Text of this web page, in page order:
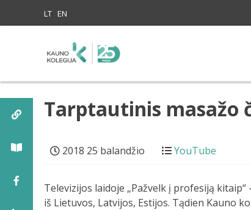
LT EN
Tarptautinis masažo
2018 25 balandžio YouTube
Televizijos laidoje „Pažvelk į profesiją
iš Lietuvos, Latvijos, Estijos. Tądien Kauno